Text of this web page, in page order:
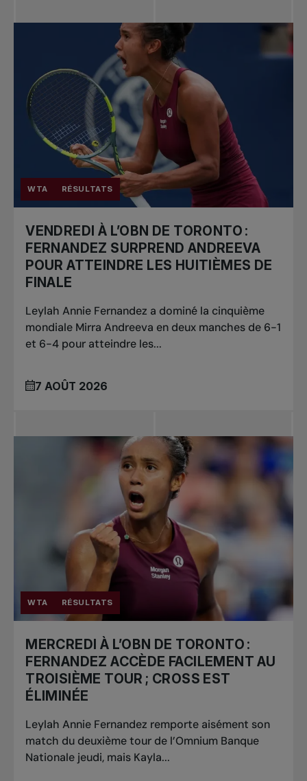
nouvelles
Tennis
professionnel
Redéfinir le jeu
Tournois
nationaux
WTA RÉSULTATS
VENDREDI À L’OBN DE TORONTO :
FERNANDEZ SURPREND ANDREEVA
POUR ATTEINDRE LES HUITIÈMES DE
FINALE
Leylah Annie Fernandez a dominé la cinquième
mondiale Mirra Andreeva en deux manches de 6-1
et 6-4 pour atteindre les...
7 AOÛT 2026
WTA RÉSULTATS
MERCREDI À L’OBN DE TORONTO :
FERNANDEZ ACCÈDE FACILEMENT AU
TROISIÈME TOUR ; CROSS EST
ÉLIMINÉE
Leylah Annie Fernandez remporte aisément son
match du deuxième tour de l’Omnium Banque
Nationale jeudi, mais Kayla...